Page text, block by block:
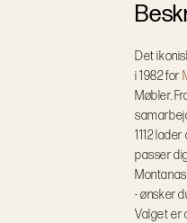
Besk
Det
i 1982 for
Møbler.
1112
passer
- ønsker
Valget er